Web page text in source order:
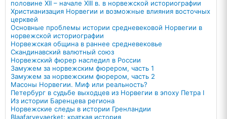
половине XII – начале XIII в. в норвежской историографии
Христианизация Норвегии и возможные влияния восточных
церквей
Основные проблемы истории средневековой Норвегии в
норвежской историографии
Норвежская община в раннее средневековье
Скандинавский валютный союз
Норвежский фюрер наследил в России
Замужем за норвежским фюрером, часть 1
Замужем за норвежским фюрером, часть 2
Масоны Норвегии. Миф или реальность?
Петербург в судьбе выходцев из Норвегии в эпоху Петра I
Из истории Баренцева региона
Норвежские следы в истории Гренландии
Blaafarvevaerket: краткая история